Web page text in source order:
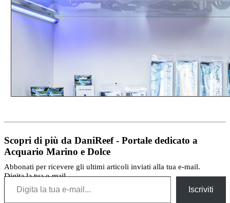
Scopri di più da DaniReef - Portale dedicato a
Acquario Marino e Dolce
Abbonati per ricevere gli ultimi articoli inviati alla tua e-mail.
Digita la tua e-mail...
Iscriviti